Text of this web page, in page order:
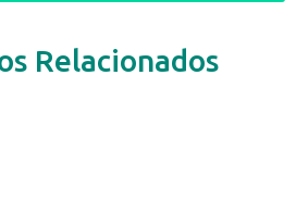
Relacionados